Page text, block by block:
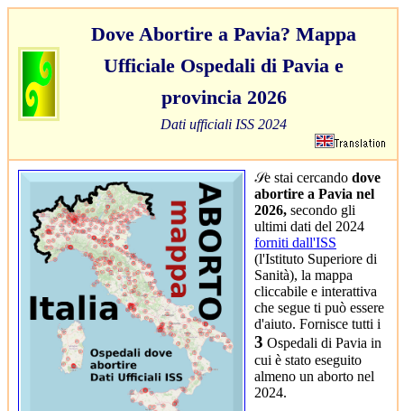
Dove Abortire a Pavia? Mappa
Ufficiale Ospedali di Pavia e
provincia 2026
Dati ufficiali ISS 2024
𝒮e stai cercando dove
abortire a Pavia nel
2026, secondo gli
ultimi dati del 2024
forniti dall'ISS
(l'Istituto Superiore di
Sanità), la mappa
cliccabile e interattiva
che segue ti può essere
d'aiuto. Fornisce tutti i
3 Ospedali di Pavia in
cui è stato eseguito
almeno un aborto nel
2024.